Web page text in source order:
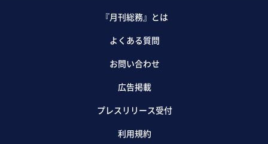
『月刊総務』とは
よくある質問
お問い合わせ
広告掲載
プレスリリース受付
利用規約